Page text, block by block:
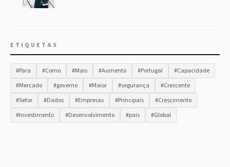
ETIQUETAS
#Para #Como #Mais #Aumento #Portugal
#Capacidade
#Mercado
#governo #Maior #segurança
#Crescente
#Setor
#Dados #Empresas #Principais
#Crescimento
#Investimento
#Desenvolvimento #pais #Global